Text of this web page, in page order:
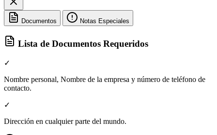
Documentos Notas Especiales
Lista de Documentos Requeridos
✓
Nombre personal, Nombre de la empresa y número de teléfono de
contacto.
✓
Dirección en cualquier parte del mundo.